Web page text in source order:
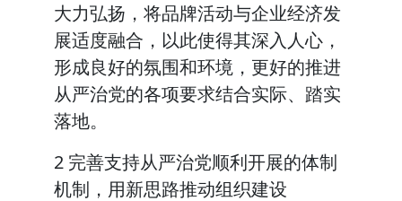
大力弘扬，将品牌活动与企业经济发
展适度融合，以此使得其深入人心，
形成良好的氛围和环境，更好的推进
从严治党的各项要求结合实际、踏实
落地。
2 完善支持从严治党顺利开展的体制
机制，用新思路推动组织建设